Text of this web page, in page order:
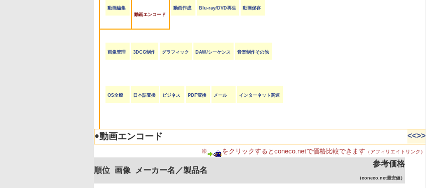
動画編集
動画エンコード
動画作成 Blu-ray/DVD再生 動画保存
画像管理 3DCG制作 グラフィック DAW/シーケンス 音楽制作その他
OS全般 日本語変換 ビジネス PDF変換 メール インターネット関連
●動画エンコード <<>>
※ をクリックするとconeco.netで価格比較できます （アフィリエイトリンク）
順位 画像 メーカー名／製品名
参考価格
（coneco.net最安値）